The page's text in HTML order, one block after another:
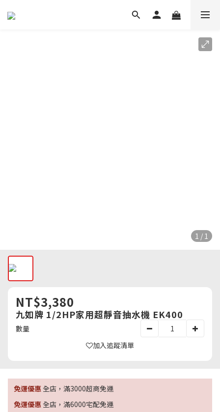
1 / 1
NT$3,380
九如牌 1/2HP家用超靜音抽水機 EK400
數量
加入追蹤清單
免運優惠全店，滿3000超商免運
免運優惠全店，滿6000宅配免運